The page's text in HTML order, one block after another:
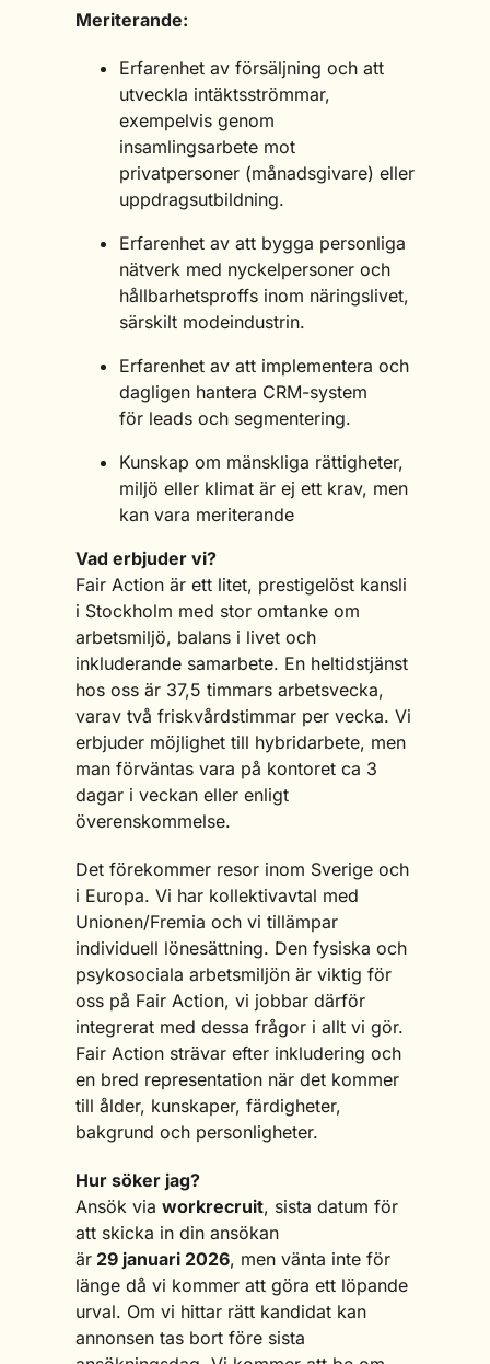
Meriterande:
Erfarenhet av försäljning och att
utveckla intäktsströmmar,
exempelvis genom
insamlingsarbete mot
privatpersoner (månadsgivare) eller
uppdragsutbildning.
Erfarenhet av att bygga personliga
nätverk med nyckelpersoner och
hållbarhetsproffs inom näringslivet,
särskilt modeindustrin.
Erfarenhet av att implementera och
dagligen hantera CRM-system
för leads och segmentering.
Kunskap om mänskliga rättigheter,
miljö eller klimat är ej ett krav, men
kan vara meriterande
Vad erbjuder vi?
Fair Action är ett litet, prestigelöst kansli
i Stockholm med stor omtanke om
arbetsmiljö, balans i livet och
inkluderande samarbete. En heltidstjänst
hos oss är 37,5 timmars arbetsvecka,
varav två friskvårdstimmar per vecka. Vi
erbjuder möjlighet till hybridarbete, men
man förväntas vara på kontoret ca 3
dagar i veckan eller enligt
överenskommelse.
Det förekommer resor inom Sverige och
i Europa. Vi har kollektivavtal med
Unionen/Fremia och vi tillämpar
individuell lönesättning. Den fysiska och
psykosociala arbetsmiljön är viktig för
oss på Fair Action, vi jobbar därför
integrerat med dessa frågor i allt vi gör.
Fair Action strävar efter inkludering och
en bred representation när det kommer
till ålder, kunskaper, färdigheter,
bakgrund och personligheter.
Hur söker jag?
Ansök via workrecruit, sista datum för
att skicka in din ansökan
är29 januari 2026, men vänta inte för
länge då vi kommer att göra ett löpande
urval. Om vi hittar rätt kandidat kan
annonsen tas bort före sista